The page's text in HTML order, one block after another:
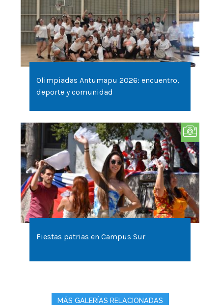
Olimpiadas Antumapu 2026: encuentro,
deporte y comunidad
Fiestas patrias en Campus Sur
MÁS GALERÍAS RELACIONADAS